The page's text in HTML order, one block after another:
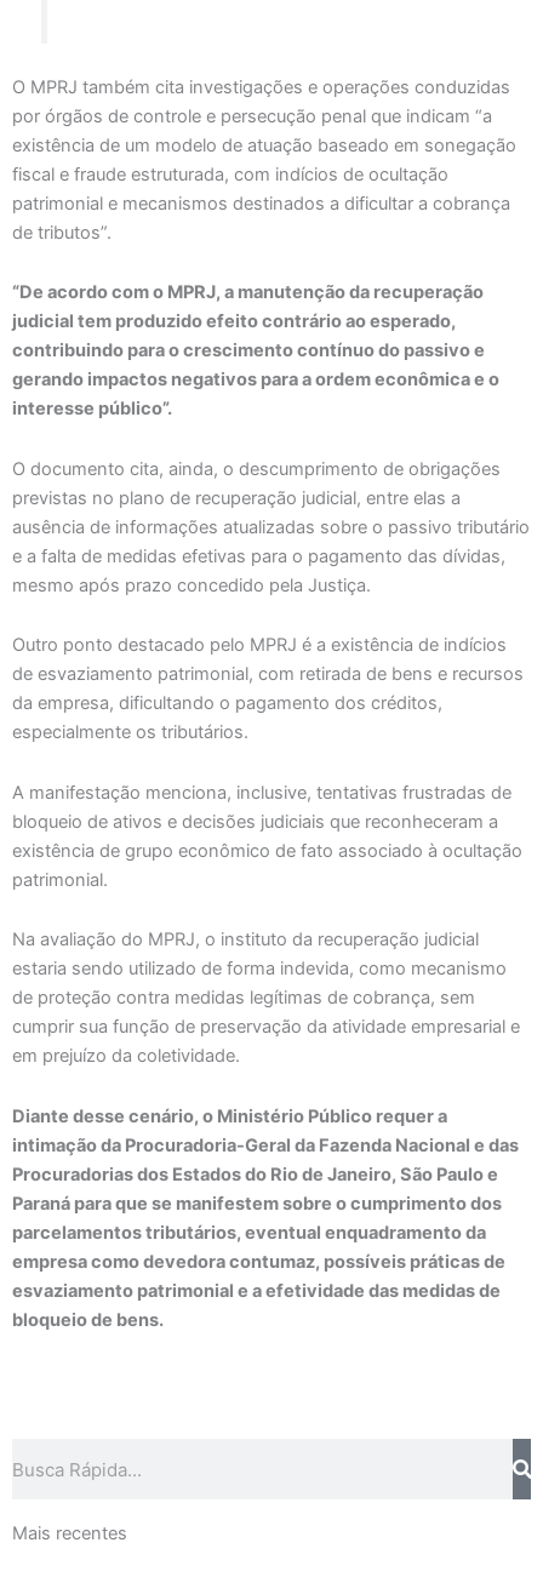
O MPRJ também cita investigações e operações conduzidas
por órgãos de controle e persecução penal que indicam “a
existência de um modelo de atuação baseado em sonegação
fiscal e fraude estruturada, com indícios de ocultação
patrimonial e mecanismos destinados a dificultar a cobrança
de tributos”.
“De acordo com o MPRJ, a manutenção da recuperação
judicial tem produzido efeito contrário ao esperado,
contribuindo para o crescimento contínuo do passivo e
gerando impactos negativos para a ordem econômica e o
interesse público”.
O documento cita, ainda, o descumprimento de obrigações
previstas no plano de recuperação judicial, entre elas a
ausência de informações atualizadas sobre o passivo tributário
e a falta de medidas efetivas para o pagamento das dívidas,
mesmo após prazo concedido pela Justiça.
Outro ponto destacado pelo MPRJ é a existência de indícios
de esvaziamento patrimonial, com retirada de bens e recursos
da empresa, dificultando o pagamento dos créditos,
especialmente os tributários.
A manifestação menciona, inclusive, tentativas frustradas de
bloqueio de ativos e decisões judiciais que reconheceram a
existência de grupo econômico de fato associado à ocultação
patrimonial.
Na avaliação do MPRJ, o instituto da recuperação judicial
estaria sendo utilizado de forma indevida, como mecanismo
de proteção contra medidas legítimas de cobrança, sem
cumprir sua função de preservação da atividade empresarial e
em prejuízo da coletividade.
Diante desse cenário, o Ministério Público requer a
intimação da Procuradoria-Geral da Fazenda Nacional e das
Procuradorias dos Estados do Rio de Janeiro, São Paulo e
Paraná para que se manifestem sobre o cumprimento dos
parcelamentos tributários, eventual enquadramento da
empresa como devedora contumaz, possíveis práticas de
esvaziamento patrimonial e a efetividade das medidas de
bloqueio de bens.
Mais recentes